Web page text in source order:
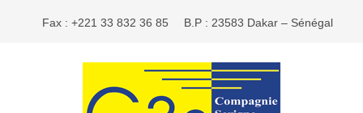
Fax : +221 33 832 36 85 B.P : 23583 Dakar – Sénégal